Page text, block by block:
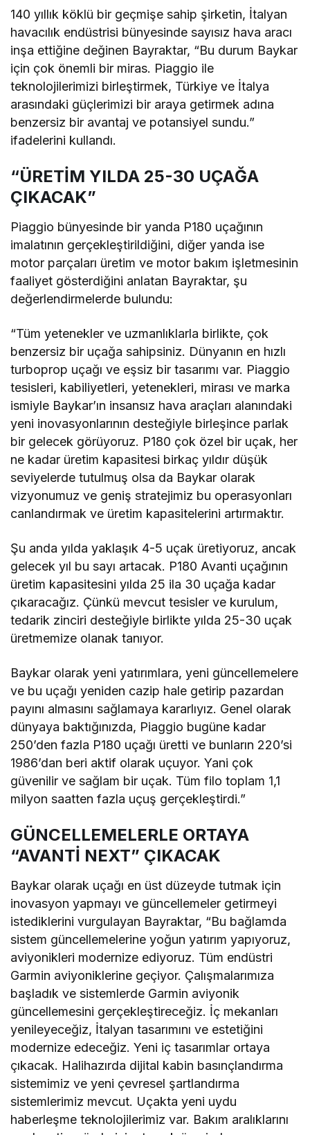
140 yıllık köklü bir geçmişe sahip şirketin, İtalyan
havacılık endüstrisi bünyesinde sayısız hava aracı
inşa ettiğine değinen Bayraktar, “Bu durum Baykar
için çok önemli bir miras. Piaggio ile
teknolojilerimizi birleştirmek, Türkiye ve İtalya
arasındaki güçlerimizi bir araya getirmek adına
benzersiz bir avantaj ve potansiyel sundu.”
ifadelerini kullandı.
“ÜRETİM YILDA 25-30 UÇAĞA
ÇIKACAK”
Piaggio bünyesinde bir yanda P180 uçağının
imalatının gerçekleştirildiğini, diğer yanda ise
motor parçaları üretim ve motor bakım işletmesinin
faaliyet gösterdiğini anlatan Bayraktar, şu
değerlendirmelerde bulundu:
“Tüm yetenekler ve uzmanlıklarla birlikte, çok
benzersiz bir uçağa sahipsiniz. Dünyanın en hızlı
turboprop uçağı ve eşsiz bir tasarımı var. Piaggio
tesisleri, kabiliyetleri, yetenekleri, mirası ve marka
ismiyle Baykar’ın insansız hava araçları alanındaki
yeni inovasyonlarının desteğiyle birleşince parlak
bir gelecek görüyoruz. P180 çok özel bir uçak, her
ne kadar üretim kapasitesi birkaç yıldır düşük
seviyelerde tutulmuş olsa da Baykar olarak
vizyonumuz ve geniş stratejimiz bu operasyonları
canlandırmak ve üretim kapasitelerini artırmaktır.
Şu anda yılda yaklaşık 4-5 uçak üretiyoruz, ancak
gelecek yıl bu sayı artacak. P180 Avanti uçağının
üretim kapasitesini yılda 25 ila 30 uçağa kadar
çıkaracağız. Çünkü mevcut tesisler ve kurulum,
tedarik zinciri desteğiyle birlikte yılda 25-30 uçak
üretmemize olanak tanıyor.
Baykar olarak yeni yatırımlara, yeni güncellemelere
ve bu uçağı yeniden cazip hale getirip pazardan
payını almasını sağlamaya kararlıyız. Genel olarak
dünyaya baktığınızda, Piaggio bugüne kadar
250’den fazla P180 uçağı üretti ve bunların 220’si
1986’dan beri aktif olarak uçuyor. Yani çok
güvenilir ve sağlam bir uçak. Tüm filo toplam 1,1
milyon saatten fazla uçuş gerçekleştirdi.”
GÜNCELLEMELERLE ORTAYA
“AVANTİ NEXT” ÇIKACAK
Baykar olarak uçağı en üst düzeyde tutmak için
inovasyon yapmayı ve güncellemeler getirmeyi
istediklerini vurgulayan Bayraktar, “Bu bağlamda
sistem güncellemelerine yoğun yatırım yapıyoruz,
aviyonikleri modernize ediyoruz. Tüm endüstri
Garmin aviyoniklerine geçiyor. Çalışmalarımıza
başladık ve sistemlerde Garmin aviyonik
güncellemesini gerçekleştireceğiz. İç mekanları
yenileyeceğiz, İtalyan tasarımını ve estetiğini
modernize edeceğiz. Yeni iç tasarımlar ortaya
çıkacak. Halihazırda dijital kabin basınçlandırma
sistemimiz ve yeni çevresel şartlandırma
sistemlerimiz mevcut. Uçakta yeni uydu
haberleşme teknolojilerimiz var. Bakım aralıklarını